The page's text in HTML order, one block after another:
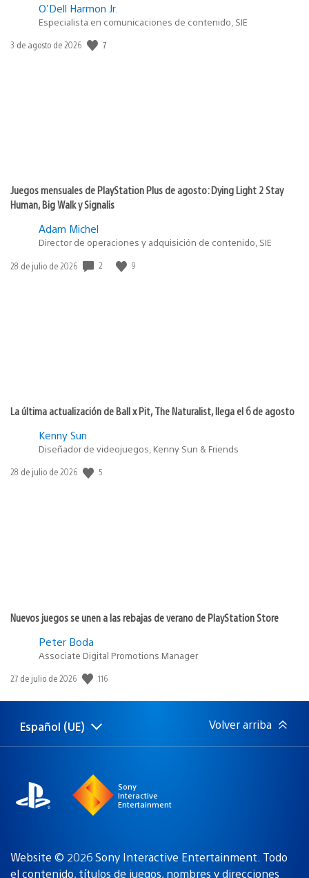
O'Dell Harmon Jr.
Especialista en comunicaciones de contenido, SIE
Fecha
3 de agosto de 2026 7
Juegos mensuales de PlayStation Plus de agosto: Dying Light 2 Stay
Human, Big Walk y Signalis
Adam Michel
Director de operaciones y adquisición de contenido, SIE
Fecha
28 de julio de 2026 2 9
La última actualización de Ball x Pit, The Naturalist, llega el 6 de agosto
Kenny Sun
Diseñador de videojuegos, Kenny Sun & Friends
Fecha
28 de julio de 2026 5
Nuevos juegos se unen a las rebajas de verano de PlayStation Store
Peter Boda
Associate Digital Promotions Manager
Fecha
publicación:
27 de julio de 2026 116
Selecciona
una
Región
actual:
Español (UE) Volver arriba
Sony
Interactive
Entertainment
Website © 2026 Sony Interactive Entertainment. Todo
el contenido, títulos de juegos, nombres y direcciones